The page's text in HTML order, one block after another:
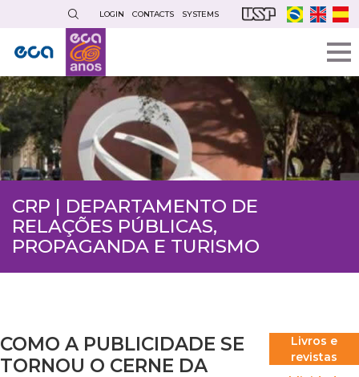
main
content
LOGIN CONTACTS SYSTEMS
CRP | DEPARTAMENTO DE
RELAÇÕES PÚBLICAS,
PROPAGANDA E TURISMO
COMO A PUBLICIDADE SE
TORNOU O CERNE DA
Livros e
revistas